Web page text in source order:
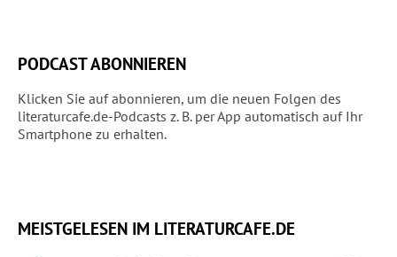
PODCAST ABONNIEREN
Klicken Sie auf abonnieren, um die neuen Folgen des
literaturcafe.de-Podcasts z. B. per App automatisch auf Ihr
Smartphone zu erhalten.
MEISTGELESEN IM LITERATURCAFE.DE